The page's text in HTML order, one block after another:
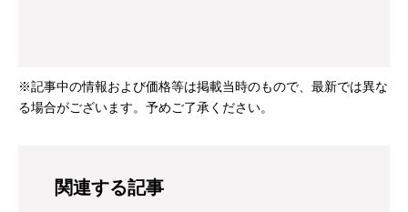
※記事中の情報および価格等は掲載当時のもので、最新では異な
る場合がございます。予めご了承ください。
関連する記事